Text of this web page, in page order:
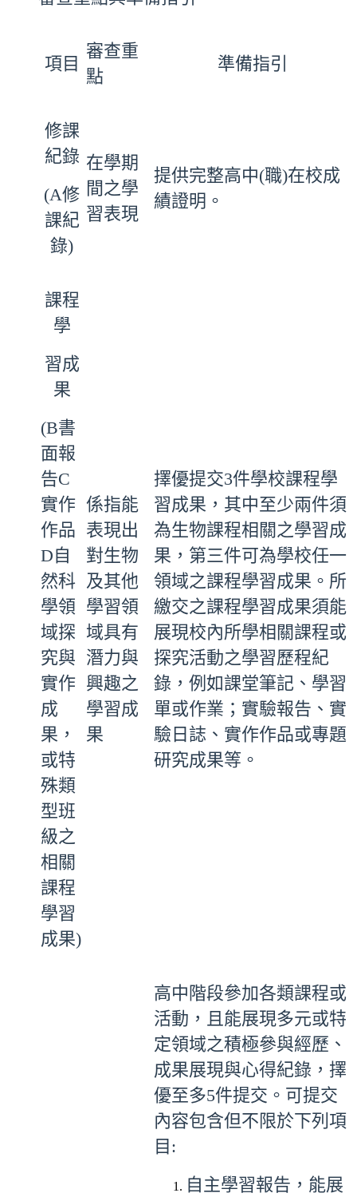
項目
審查重
點
準備指引
修課
紀錄
(A修
課紀
錄)
在學期
間之學
習表現
提供完整高中(職)在校成
績證明。
課程
學
習成
果
(B書
面報
告C
實作
作品
D自
然科
學領
域探
究與
實作
成
果，
或特
殊類
型班
級之
相關
課程
學習
成果)
係指能
表現出
對生物
及其他
學習領
域具有
潛力與
興趣之
學習成
果
擇優提交3件學校課程學
習成果，其中至少兩件須
為生物課程相關之學習成
果，第三件可為學校任一
領域之課程學習成果。所
繳交之課程學習成果須能
展現校內所學相關課程或
探究活動之學習歷程紀
錄，例如課堂筆記、學習
單或作業；實驗報告、實
驗日誌、實作作品或專題
研究成果等。
高中階段參加各類課程或
活動，且能展現多元或特
定領域之積極參與經歷、
成果展現與心得紀錄，擇
優至多5件提交。可提交
內容包含但不限於下列項
目:
自主學習報告，能展